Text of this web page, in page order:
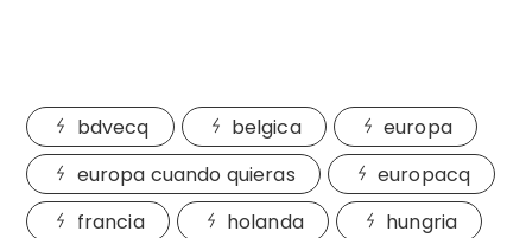
bdvecq belgica
europa
europa cuando quieras
europacq
francia
holanda
hungria